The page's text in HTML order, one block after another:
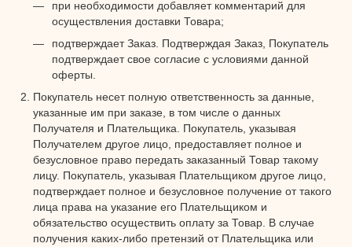
при необходимости добавляет комментарий для
осуществления доставки Товара;
подтверждает Заказ. Подтверждая Заказ, Покупатель
подтверждает свое согласие с условиями данной
оферты.
Покупатель несет полную ответственность за данные,
указанные им при заказе, в том числе о данных
Получателя и Плательщика. Покупатель, указывая
Получателем другое лицо, предоставляет полное и
безусловное право передать заказанный Товар такому
лицу. Покупатель, указывая Плательщиком другое лицо,
подтверждает полное и безусловное получение от такого
лица права на указание его Плательщиком и
обязательство осуществить оплату за Товар. В случае
получения каких-либо претензий от Плательщика или